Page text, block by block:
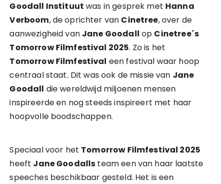
Goodall Instituut was in gesprek met Hanna
Verboom, de oprichter van Cinetree, over de
aanwezigheid van Jane Goodall op Cinetree´s
Tomorrow Filmfestival 2025. Zo is het
Tomorrow Filmfestival een festival waar hoop
centraal staat. Dit was ook de missie van Jane
Goodall die wereldwijd miljoenen mensen
inspireerde en nog steeds inspireert met haar
hoopvolle boodschappen.
Speciaal voor het Tomorrow Filmfestival 2025
heeft Jane Goodalls team een van haar laatste
speeches beschikbaar gesteld. Het is een